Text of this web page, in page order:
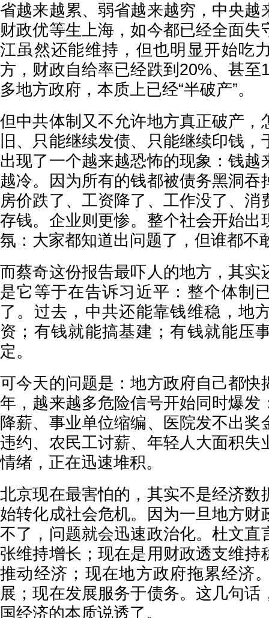
省越来越累、弱省越来越穷，中央越
财政优等生上海，如今都已经全面失
江虽然还能维持，但也明显开始吃
方，财政自给率已经跌到20%、甚至
多地方政府，本质上已经“半破产”。
但中共体制又不允许地方真正破产，
旧、只能继续发债、只能继续印钱
出现了一个越来越恐怖的现象：钱越
越冷。因为所有的钱都被债务黑洞吞
房价跌了、工资降了、工作没了、消
存钱。企业则更惨。整个社会开始出
氛：大家都知道出问题了，但谁都不
而蔡奇这份报告最吓人的地方，其实
是它等于在告诉习近平：整个体制
了。过去，中共还能靠钱维稳，地
资；有钱就能搞基建；有钱就能压
定。
可今天的问题是：地方政府自己都快
年，越来越多危险信号开始同时爆发
降薪、事业单位缩编、医院发不出奖
违约、农民工讨薪、年轻人大面积失
情绪，正在迅速堆积。
北京现在最害怕的，其实不是经济数
始转化成社会危机。因为一旦地方财
不了，问题就会迅速政治化。杜文直
张维持增长；现在是用财政透支维持
推动经济；现在地方政府拖累经济
展；现在发展服务于债务。这几句话
国经济的本质说透了。